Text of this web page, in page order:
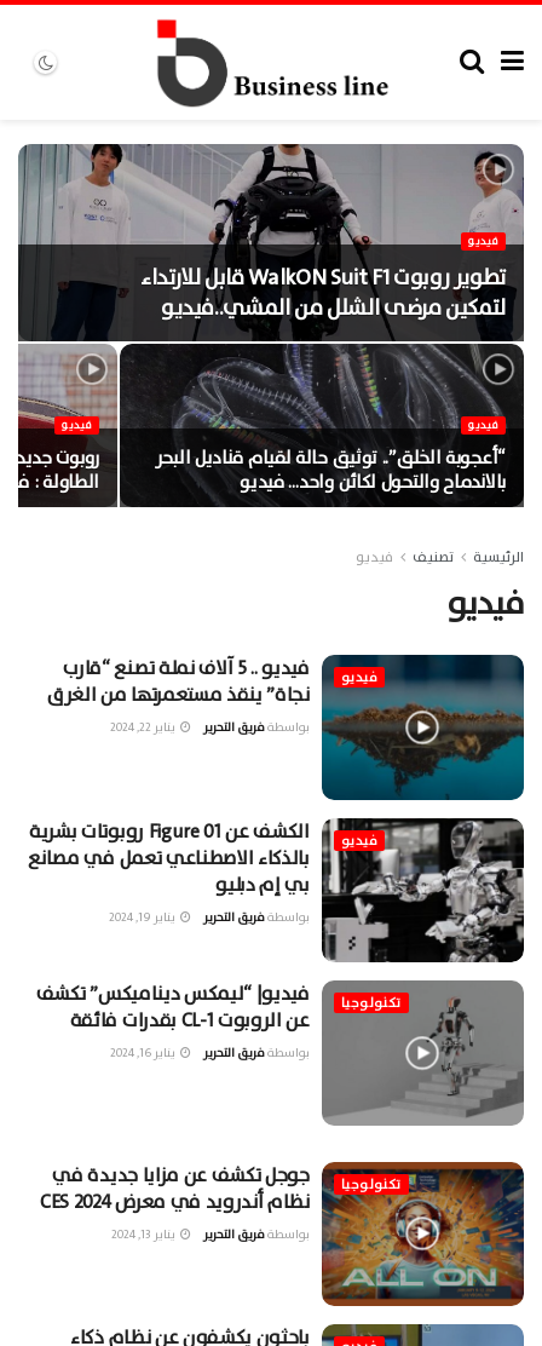
فيديو
تطوير روبوت WalkON Suit F1 قابل للارتداء
لتمكين مرضى الشلل من المشي..فيديو
فيديو
“أعجوبة الخلق”.. توثيق حالة لقيام قناديل البحر
بالاندماح والتحول لكائن واحد… فيديو
فيديو
روبوت جديد
الطاولة :
الرئيسية تصنيف فيديو
فيديو
فيديو
فيديو .. 5 آلاف نملة تصنع “قارب
نجاة” ينقذ مستعمرتها من الغرق
بواسطةفريق التحرير يناير 22, 2024
فيديو
الكشف عن Figure 01 روبوتات بشرية
بالذكاء الاصطناعي تعمل في مصانع
بي إم دبليو
بواسطةفريق التحرير يناير 19, 2024
تكنولوجيا
فيديو| “ليمكس ديناميكس” تكشف
عن الروبوت CL-1 بقدرات فائقة
بواسطةفريق التحرير يناير 16, 2024
تكنولوجيا
جوجل تكشف عن مزايا جديدة في
نظام أندرويد في معرض CES 2024
بواسطةفريق التحرير يناير 13, 2024
باحثون يكشفون عن نظام ذكاء